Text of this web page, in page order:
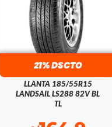
21% DSCTO
LLANTA 185/55R15
LANDSAIL LS288 82V BL
TL